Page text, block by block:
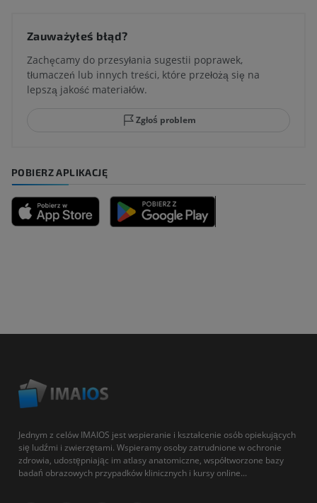
Zauważyłeś błąd?
Zachęcamy do przesyłania sugestii poprawek,
tłumaczeń lub innych treści, które przełożą się na
lepszą jakość materiałów.
Zgłoś problem
POBIERZ APLIKACJĘ
Jednym z celów IMAIOS jest wspieranie i kształcenie osób opiekujących
się ludźmi i zwierzętami. Wspieramy osoby zatrudnione w ochronie
zdrowia, udostępniając im atlasy anatomiczne, współtworzone bazy
badań obrazowych przypadków klinicznych i kursy online...